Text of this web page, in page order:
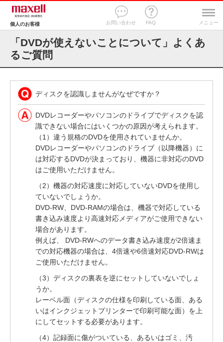
個人のお客様 お問い合わせ FAQ メニュー
「DVDが使えないことについて」よくあ
るご質問
ディスクを認識しませんがなぜですか？
DVDレコーダーやパソコンのドライブでディスクを認
識できない場合にはいくつかの原因が考えられます。
（1）違う規格のDVDを使用されていませんか。
DVDレコーダーやパソコンのドライブ（以降機器）に
は対応するDVDが決まっており、機器に非対応のDVD
はご使用いただけません。
（2）機器の対応速度に対応していないDVDを使用し
ていないでしょうか。
DVD-RW、DVD-RAMの場合は、機器で対応している
書き込み速度より高速対応メディアがご使用できない
場合があります。
例えば、 DVD-RWへのデータ書き込み速度が2倍速ま
での対応機器の場合は、4倍速や6倍速対応DVD-RWは
ご使用いただけません。
（3）ディスクの裏表を逆にセットしていないでしょ
うか。
レーベル面（ディスクの仕様を印刷している面、ある
いはインクジェットプリンターで印刷可能な面）を上
にしてセットする必要があります。
（4）記録面に傷がついている、あるいはゴミ、汚